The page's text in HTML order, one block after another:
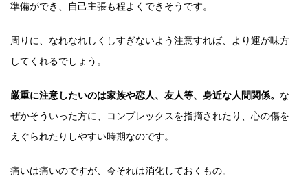
準備ができ、自己主張も程よくできそうです。
周りに、なれなれしくしすぎないよう注意すれば、より運が味方
してくれるでしょう。
厳重に注意したいのは家族や恋人、友人等、身近な人間関係。 な
ぜかそういった方に、コンプレックスを指摘されたり、心の傷を
えぐられたりしやすい時期なのです。
痛いは痛いのですが、今それは消化しておくもの。